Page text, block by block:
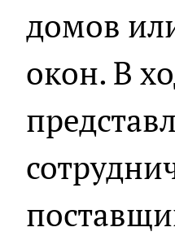
домов
окон. В